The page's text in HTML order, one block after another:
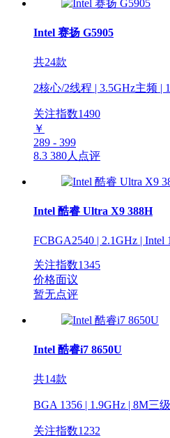
Intel 赛扬 G5905
共24款
2核心/2线程 | 3.5GHz主频 |
关注指数1490
￥
289 - 399
8.3 380人点评
Intel 酷睿 Ultra X9 388H
FCBGA2540 | 2.1GHz | Intel
关注指数1345
价格面议
暂无点评
Intel 酷睿i7 8650U
共14款
BGA 1356 | 1.9GHz | 8M三
关注指数1232